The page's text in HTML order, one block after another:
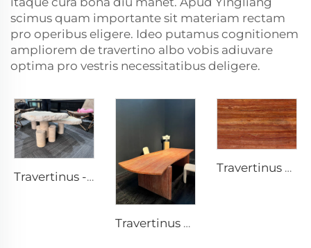
scimus quam importante sit materiam rectam
pro operibus eligere. Ideo putamus cognitionem
ampliorem de travertino albo vobis adiuvare
optima pro vestris necessitatibus deligere.
Travertinus - Mensa Lapidea Prima, mobilia lapidea, opera lapidea
Travertinus Ruber - Mensa Lapidea Prima, mobilia lapidea, opera lapidea
Travertinus Ruber Naturalis Lapide Poro Traverso Sectio